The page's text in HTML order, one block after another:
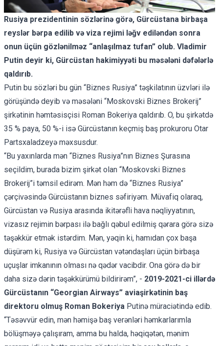
Rusiya prezidentinin sözlərinə görə, Gürcüstana birbaşa
reyslər bərpa edilib və viza rejimi ləğv ediləndən sonra
onun üçün gözlənilməz “anlaşılmaz tufan” olub. Vladimir
Putin deyir ki, Gürcüstan hakimiyyəti bu məsələni dəfələrlə
qaldırıb.
Putin bu sözləri bu gün “Biznes Rusiya” təşkilatının üzvləri ilə
görüşündə deyib və məsələni “Moskovski Biznes Brokerij”
şirkətinin həmtəsisçisi Roman Bokeriya qaldırıb. O, bu şirkətdə
35 % paya, 50 %-i isə Gürcüstanın keçmiş baş prokuroru Otar
Partsxaladzeyə məxsusdur.
“Bu yaxınlarda mən “Biznes Rusiya”nın Biznes Şurasına
seçildim, burada bizim şirkət olan “Moskovski Biznes
Brokerij”i təmsil edirəm. Mən həm də “Biznes Rusiya”
çərçivəsində Gürcüstanın biznes səfiriyəm. Müvafiq olaraq,
Gürcüstan və Rusiya arasında ikitərəfli hava nəqliyyatının,
vizasız rejimin bərpası ilə bağlı qəbul edilmiş qərara görə sizə
təşəkkür etmək istərdim. Mən, yəqin ki, hamıdan çox başa
düşürəm ki, Rusiya və Gürcüstan vətəndaşları üçün birbaşa
uçuşlar imkanının olması nə qədər vacibdir. Ona görə də bir
daha sizə dərin təşəkkürümü bildirirəm”, - 2019-2021-ci illərdə
Gürcüstanın “Georgian Airways” aviaşirkətinin baş
direktoru olmuş Roman Bokeriya Putinə müraciətində edib.
“Təsəvvür edin, mən həmişə baş verənləri həmkarlarımla
bölüşməyə çalışıram, amma bu halda, həqiqətən, mənim